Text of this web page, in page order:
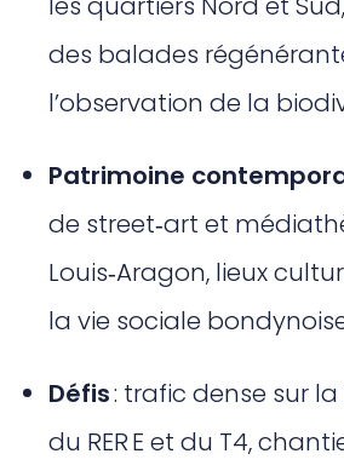
des balades
l’observation de la
Patrimoine
de street‑art et
Louis‑Aragon, lieux
la vie sociale
Défis: trafic dense sur
du RER E et du T4,